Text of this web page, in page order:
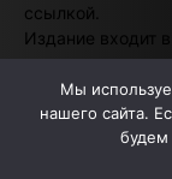
ссылкой.
Издание входит в
Мы
нашего сайта.
будем